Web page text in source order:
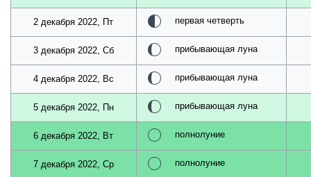
2 декабря 2022, Пт первая четверть
3 декабря 2022, Сб прибывающая луна
4 декабря 2022, Вс прибывающая луна
5 декабря 2022, Пн прибывающая луна
6 декабря 2022, Вт полнолуние
7 декабря 2022, Ср полнолуние